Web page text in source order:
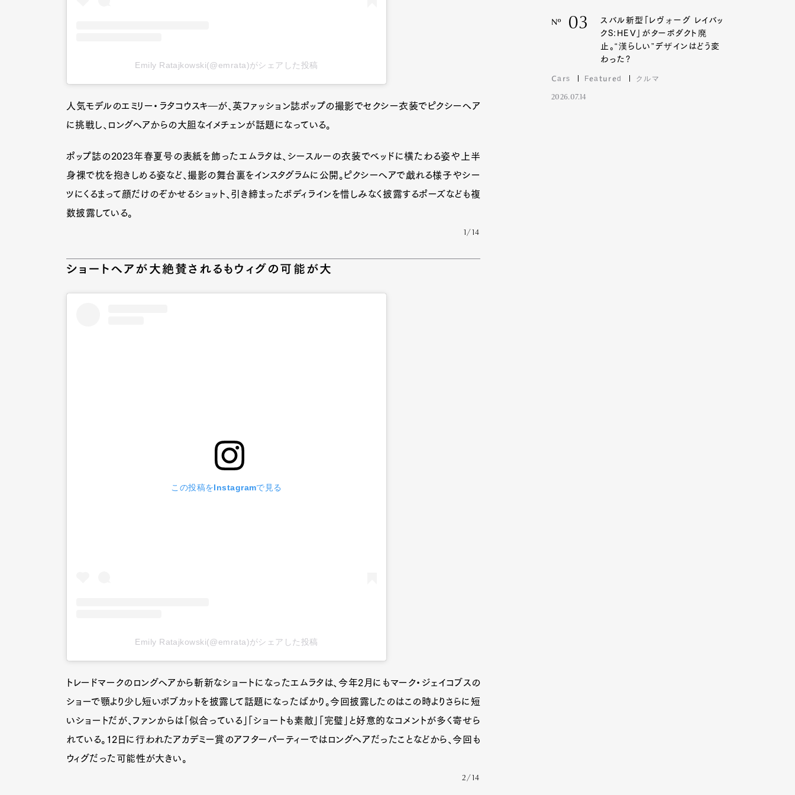
Art&Design Watch
Fashion
Emily Ratajkowski(@emrata)がシェアした投稿
人気モデルのエミリー・ラタコウスキ―が、英ファッション誌ポップの撮影でセクシー衣装でピクシーヘア
に挑戦し、ロングヘアからの大胆なイメチェンが話題になっている。
ポップ誌の2023年春夏号の表紙を飾ったエムラタは、シースルーの衣装でベッドに横たわる姿や上半
身裸で枕を抱きしめる姿など、撮影の舞台裏をインスタグラムに公開。ピクシーヘアで戯れる様子やシー
ツにくるまって顔だけのぞかせるショット、引き締まったボディラインを惜しみなく披露するポーズなども複
数披露している。
1/14
ショートヘアが大絶賛されるもウィグの可能が大
この投稿をInstagramで見る
Emily Ratajkowski(@emrata)がシェアした投稿
トレードマークのロングヘアから斬新なショートになったエムラタは、今年2月にもマーク・ジェイコブスの
ショーで顎より少し短いボブカットを披露して話題になったばかり。今回披露したのはこの時よりさらに短
いショートだが、ファンからは「似合っている」「ショートも素敵」「完璧」と好意的なコメントが多く寄せら
れている。12日に行われたアカデミー賞のアフターパーティーではロングヘアだったことなどから、今回も
ウィグだった可能性が大きい。
2/14
Nº 03
スバル新型「レヴォーグ レイバッ
クS:HEV」がターボダクト廃
止。“漢らしい”デザインはどう変
わった?
Cars Featured クルマ
2026.07.14